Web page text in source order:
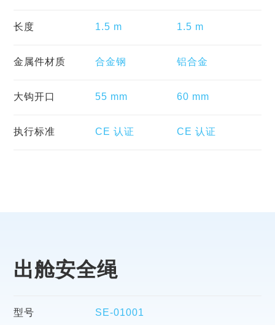
长度 1.5 m 1.5 m
金属件材质 合金钢 铝合金
大钩开口 55 mm 60 mm
执行标准 CE 认证 CE 认证
出舱安全绳
型号 SE-01001